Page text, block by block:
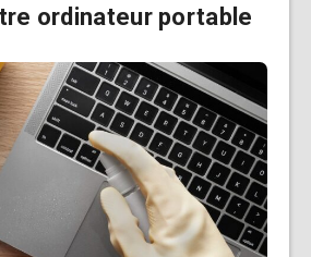
ordinateur portable